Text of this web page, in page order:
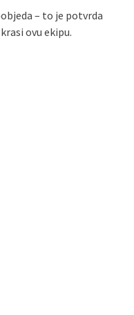
– to je potvrda
ovu ekipu.